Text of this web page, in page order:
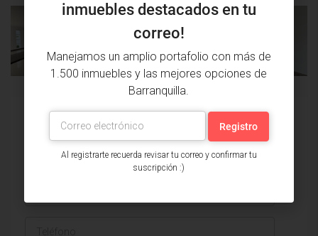
PROPIEDAD
PRÓXIMA
inmuebles destacados en tu
correo!
Manejamos un amplio portafolio con más de
1.500 inmuebles y las mejores opciones de
Barranquilla.
Al registrarte recuerda revisar tu correo y confirmar tu
suscripción :)